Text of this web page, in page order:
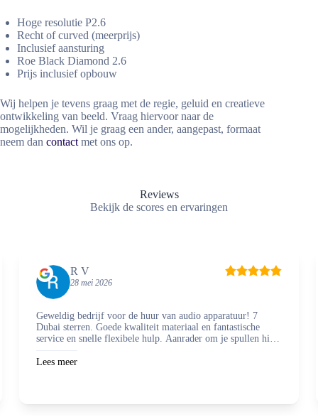
Hoge resolutie P2.6
Recht of curved (meerprijs)
Inclusief aansturing
Roe Black Diamond 2.6
Prijs inclusief opbouw
Wij helpen je tevens graag met de regie, geluid en creatieve
ontwikkeling van beeld. Vraag hiervoor naar de
mogelijkheden. Wil je graag een ander, aangepast, formaat
neem dan contact met ons op.
Reviews
Bekijk de scores en ervaringen
R V
28 mei 2026
Geweldig bedrijf voor de huur van audio apparatuur! 7
Dubai sterren. Goede kwaliteit materiaal en fantastische
service en snelle flexibele hulp. Aanrader om je spullen hier
Lees meer